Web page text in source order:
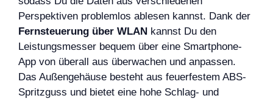
Perspektiven problemlos ablesen kannst. Dank der
Fernsteuerung über WLAN kannst Du den
Leistungsmesser bequem über eine Smartphone-
App von überall aus überwachen und anpassen.
Das Außengehäuse besteht aus feuerfestem ABS-
Spritzguss und bietet eine hohe Schlag- und